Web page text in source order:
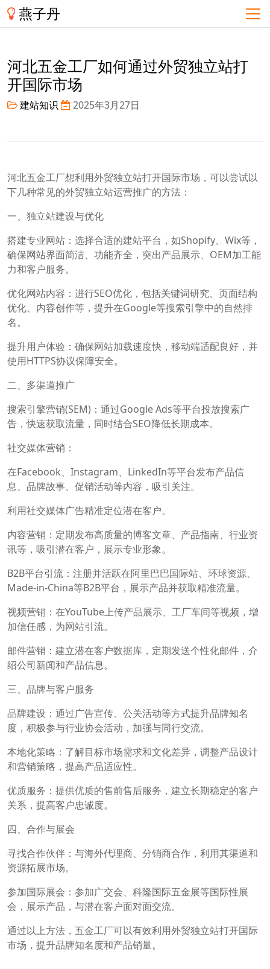
燕子丹
河北五金工厂如何通过外贸独立站打
开国际市场
建站知识 2025年3月27日
河北五金工厂想利用外贸独立站打开国际市场，可以尝试以
下几种常见的外贸独立站运营推广的方法：
一、独立站建设与优化
搭建专业网站：选择合适的建站平台，如Shopify、Wix等，
确保网站界面简洁、功能齐全，突出产品展示、OEM加工能
力和客户服务。
优化网站内容：进行SEO优化，包括关键词研究、页面结构
优化、内容创作等，提升在Google等搜索引擎中的自然排
名。
提升用户体验：确保网站加载速度快，移动端适配良好，并
使用HTTPS协议保障安全。
二、多渠道推广
搜索引擎营销(SEM)：通过Google Ads等平台投放搜索广
告，快速获取流量，同时结合SEO降低长期成本。
社交媒体营销：
在Facebook、Instagram、LinkedIn等平台发布产品信
息、品牌故事、促销活动等内容，吸引关注。
利用社交媒体广告精准定位潜在客户。
内容营销：定期发布高质量的博客文章、产品指南、行业资
讯等，吸引潜在客户，展示专业形象。
B2B平台引流：注册并活跃在阿里巴巴国际站、环球资源、
Made-in-China等B2B平台，展示产品并获取精准流量。
视频营销：在YouTube上传产品展示、工厂车间等视频，增
加信任感，为网站引流。
邮件营销：建立潜在客户数据库，定期发送个性化邮件，介
绍公司新闻和产品信息。
三、品牌与客户服务
品牌建设：通过广告宣传、公关活动等方式提升品牌知名
度，积极参与行业协会活动，加强与同行交流。
本地化策略：了解目标市场需求和文化差异，调整产品设计
和营销策略，提高产品适应性。
优质服务：提供优质的售前售后服务，建立长期稳定的客户
关系，提高客户忠诚度。
四、合作与展会
寻找合作伙伴：与海外代理商、分销商合作，利用其渠道和
资源拓展市场。
参加国际展会：参加广交会、科隆国际五金展等国际性展
会，展示产品，与潜在客户面对面交流。
通过以上方法，五金工厂可以有效利用外贸独立站打开国际
市场，提升品牌知名度和产品销量。